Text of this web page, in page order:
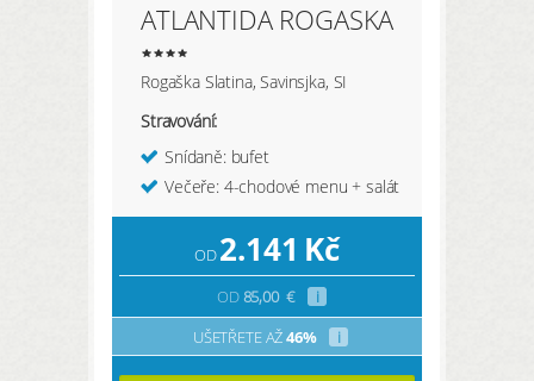
ATLANTIDA ROGASKA
Rogaška Slatina, Savinsjka, SI
Stravování:
Snídaně: bufet
Večeře: 4-chodové menu + salát
OD2.141 Kč
OD85,00 €
i
UŠETŘETE AŽ46% i